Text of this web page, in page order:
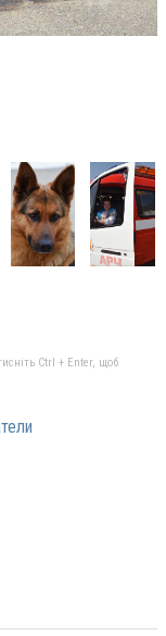
Ctrl + Enter, щоб